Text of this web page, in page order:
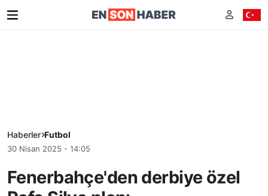
Haberler Futbol
30 Nisan 2025 - 14:05
Fenerbahçe'den derbiye özel